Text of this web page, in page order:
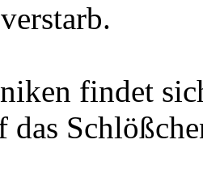
findet
das